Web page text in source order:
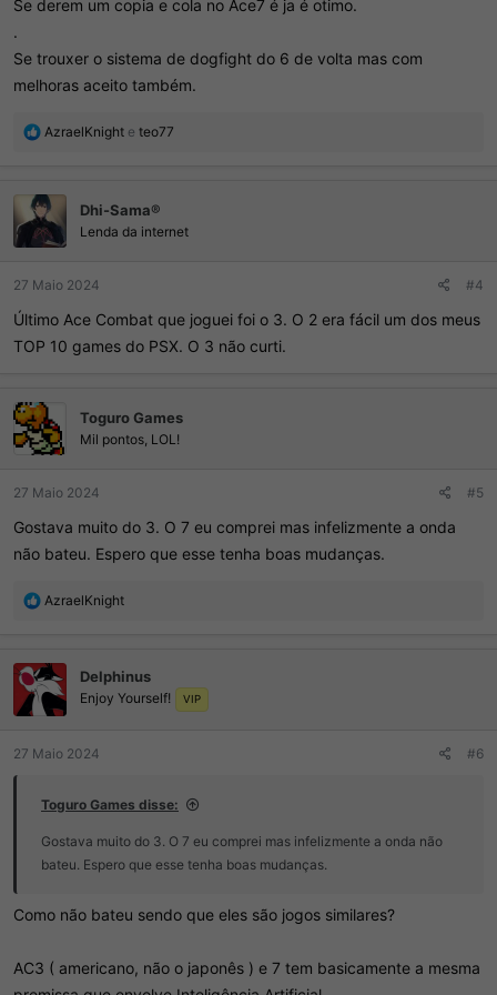
Se derem um copia e cola no Ace7 é ja é otimo.
.
Se trouxer o sistema de dogfight do 6 de volta mas com
melhoras aceito também.
R
õ
e
s
AzraelKnight e teo77
Dhi-Sama®
Lenda da internet
27 Maio 2024 #4
Último Ace Combat que joguei foi o 3. O 2 era fácil um dos meus
TOP 10 games do PSX. O 3 não curti.
Toguro Games
Mil pontos, LOL!
27 Maio 2024 #5
Gostava muito do 3. O 7 eu comprei mas infelizmente a onda
não bateu. Espero que esse tenha boas mudanças.
R
õ
e
s
AzraelKnight
Delphinus
Enjoy Yourself! VIP
27 Maio 2024 #6
Toguro Games disse:
Gostava muito do 3. O 7 eu comprei mas infelizmente a onda não
bateu. Espero que esse tenha boas mudanças.
Como não bateu sendo que eles são jogos similares?
AC3 ( americano, não o japonês ) e 7 tem basicamente a mesma